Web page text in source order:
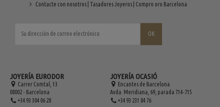
Contacte con nosotros | Tasadores Joyeros | Compro oro Barcelona
JOYERÍA EURODOR
Carrer Comtal, 13
08002 - Barcelona
+34 93 304 06 28
JOYERÍA OCASIÓ
Encantes de Barcelona
Avda. Meridiana, 69, parada 714-715
+34 93 231 84 76